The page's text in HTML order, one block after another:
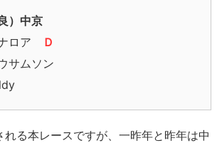
）中京
ロア
Ｄ
サムソン
れる本レースですが、一昨年と昨年は中